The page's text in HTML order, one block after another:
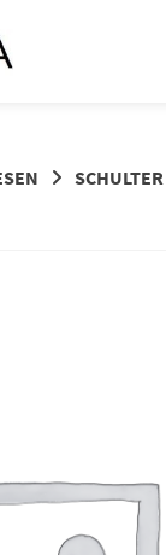
SCHULTER